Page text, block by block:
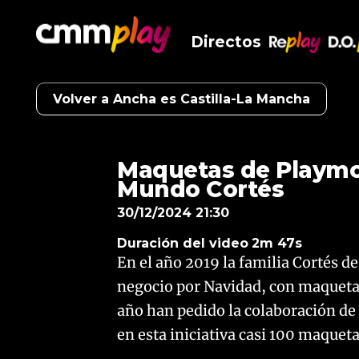
Directos
Volver a Ancha es Castilla-La Mancha
Maquetas de
Mundo Cortés
30/12/2024 21:30
Duración del video 2m 47s
En el año 2019 la familia Cortés
negocio por Navidad, con
año han pedido la colaboración
en esta iniciativa casi 100